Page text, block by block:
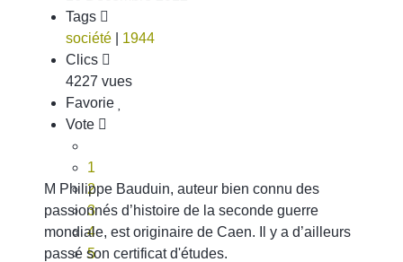
Tags
société
1944
Clics
4227 vues
Favorie
Vote
1
2
3
4
5
M Philippe Bauduin, auteur bien connu des
passionnés d’histoire de la seconde guerre
mondiale, est originaire de Caen. Il y a d’ailleurs
passé son certificat d'études.